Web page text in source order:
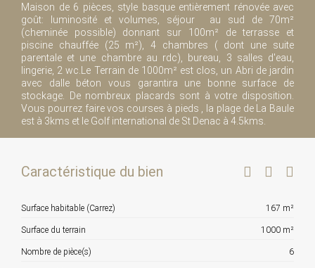
Maison de 6 pièces, style basque entièrement rénovée avec
goût: luminosité et volumes, séjour au sud de 70m²
(cheminée possible) donnant sur 100m² de terrasse et
piscine chauffée (25 m²), 4 chambres ( dont une suite
parentale et une chambre au rdc), bureau, 3 salles d'eau,
lingerie, 2 wc.Le Terrain de 1000m² est clos, un Abri de jardin
avec dalle béton vous garantira une bonne surface de
stockage. De nombreux placards sont à votre disposition.
Vous pourrez faire vos courses à pieds , la plage de La Baule
est à 3kms et le Golf international de St Denac à 4.5kms.
Caractéristique du bien
Surface habitable (Carrez) 167 m²
Surface du terrain 1000 m²
Nombre de pièce(s) 6